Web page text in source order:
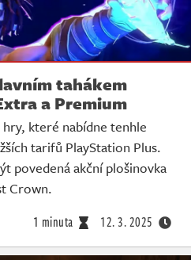
tahákem
a Premium
které nabídne tenhle
tarifů PlayStation Plus.
povedená akční plošinovka
Crown.
1 minuta 12. 3. 2025